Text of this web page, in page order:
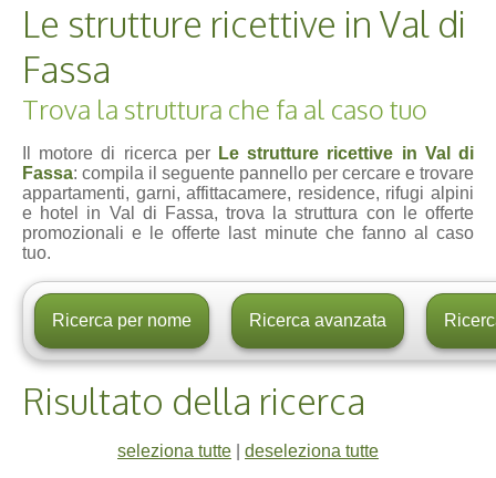
Le strutture ricettive in Val di
Fassa
Trova la struttura che fa al caso tuo
Il motore di ricerca per Le strutture ricettive in Val di
Fassa: compila il seguente pannello per cercare e trovare
appartamenti, garni, affittacamere, residence, rifugi alpini
e hotel in Val di Fassa, trova la struttura con le offerte
promozionali e le offerte last minute che fanno al caso
tuo.
Risultato della ricerca
seleziona tutte
deseleziona tutte